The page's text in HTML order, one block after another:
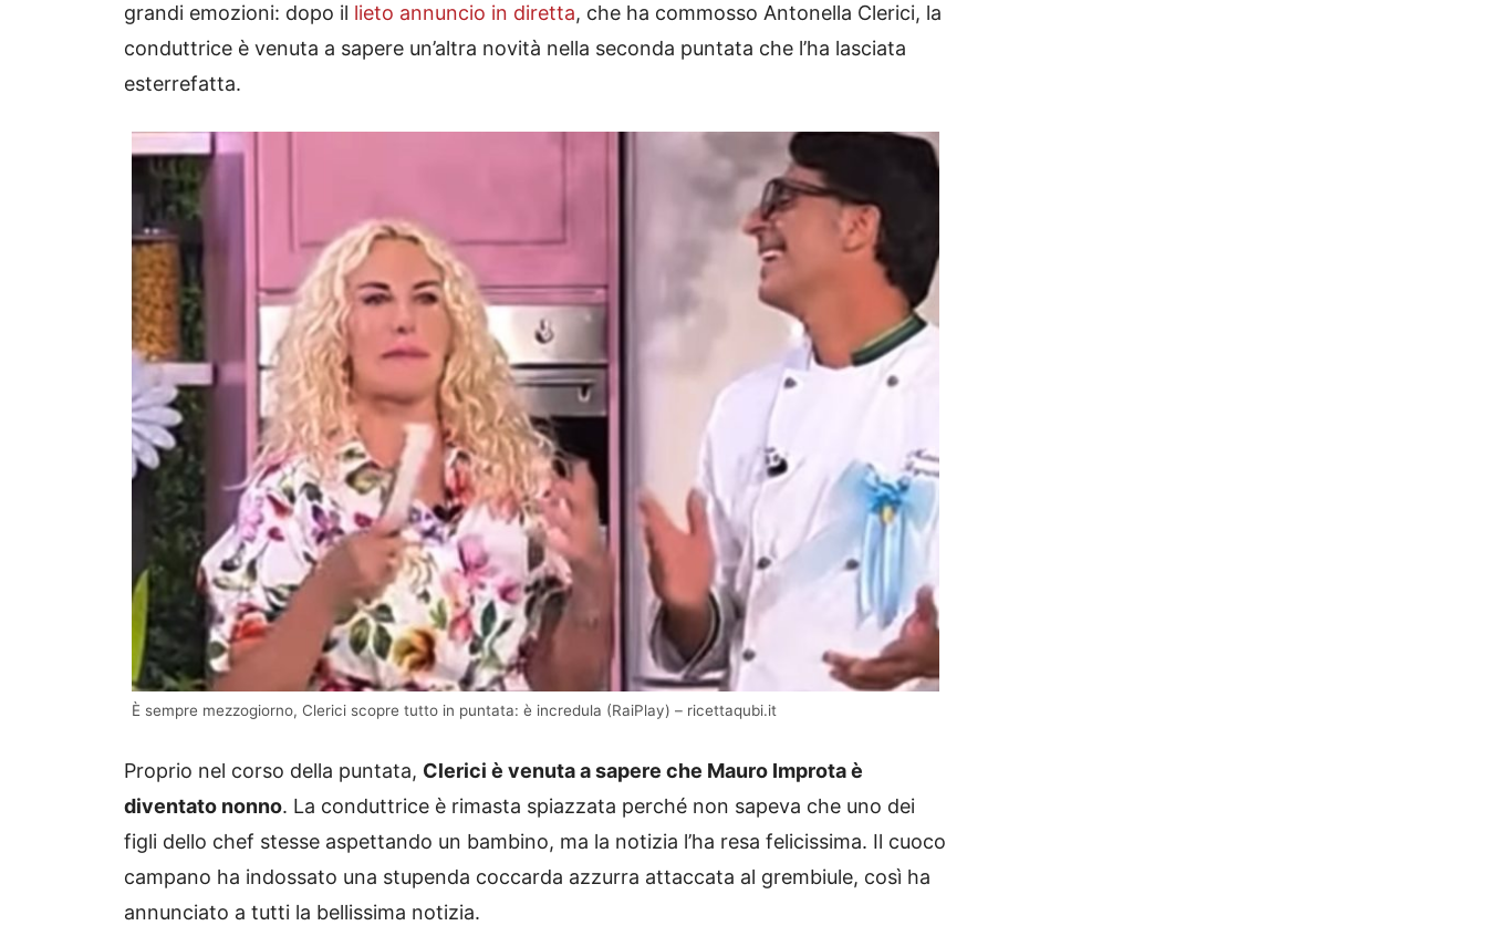
grandi emozioni: dopo il lieto annuncio in diretta, che ha commosso Antonella Clerici, la
conduttrice è venuta a sapere un’altra novità nella seconda puntata che l’ha lasciata
esterrefatta.
È sempre mezzogiorno, Clerici scopre tutto in puntata: è incredula (RaiPlay) – ricettaqubi.it
Proprio nel corso della puntata, Clerici è venuta a sapere che Mauro Improta è
diventato nonno. La conduttrice è rimasta spiazzata perché non sapeva che uno dei
figli dello chef stesse aspettando un bambino, ma la notizia l’ha resa felicissima. Il cuoco
campano ha indossato una stupenda coccarda azzurra attaccata al grembiule, così ha
annunciato a tutti la bellissima notizia.